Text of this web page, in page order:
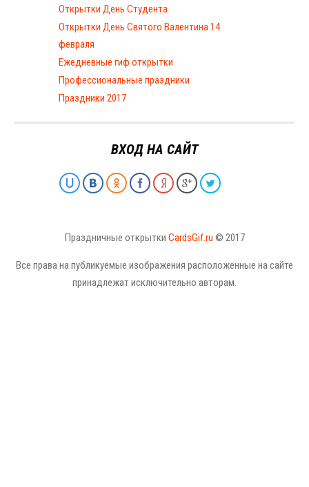
Открытки День Студента
Открытки День Святого Валентина 14
февраля
Ежедневные гиф открытки
Профессиональные праздники
Праздники 2017
ВХОД НА САЙТ
Праздничные открытки CardsGif.ru © 2017
Все права на публикуемые изображения расположенные на сайте
принадлежат исключительно авторам.